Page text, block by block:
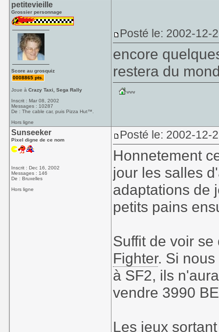
petitevieille
Grossier personnage
Score au grosquiz
0008865 pts.
Joue àCrazy Taxi, Sega Rally
Inscrit : Mar 08, 2002
Messages : 10287
De : The cable car, puis Pizza Hut™.
Hors ligne
Posté le: 2002-12-
encore
restera du
Sunseeker
Pixel digne de ce nom
Inscrit : Dec 16, 2002
Messages : 146
De : Bruxelles
Hors ligne
Posté le: 2002-12-
Honnetement
jour les salles
adaptations de
petits pains
Suffit de voir
Fighter. Si
à SF2, ils
vendre 3990
Les jeux